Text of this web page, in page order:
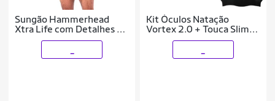
Sungão Hammerhead
Xtra Life com Detalhes e
Viés - ML02
Kit Óculos Natação
Vortex 2.0 + Touca Slim
Hammerhead + Protetor